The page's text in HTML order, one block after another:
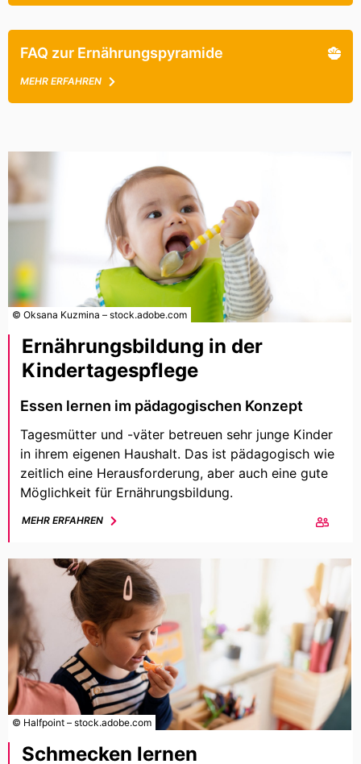
FAQ zur Ernährungspyramide
MEHR ERFAHREN
© Oksana Kuzmina – stock.adobe.com
Ernährungsbildung in der
Kindertagespflege
Essen lernen im pädagogischen Konzept
Tagesmütter und -väter betreuen sehr junge Kinder
in ihrem eigenen Haushalt. Das ist pädagogisch wie
zeitlich eine Herausforderung, aber auch eine gute
Möglichkeit für Ernährungsbildung.
MEHR ERFAHREN
© Halfpoint – stock.adobe.com
Schmecken lernen